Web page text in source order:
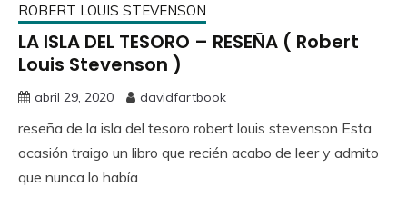
ROBERT LOUIS STEVENSON
LA ISLA DEL TESORO – RESEÑA ( Robert
Louis Stevenson )
abril 29, 2020 davidfartbook
reseña de la isla del tesoro robert louis stevenson Esta
ocasión traigo un libro que recién acabo de leer y admito
que nunca lo había